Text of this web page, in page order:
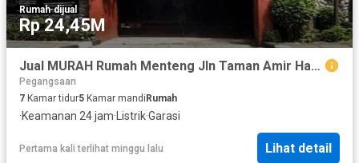
Rumah·dijual
Rp 24,45M
Jual MURAH Rumah Menteng Jln Taman Amir Hamzah / Taman Matraman Timur LT 1183 M2 Pegangsaan Menteng Jakarta Pusat Bawah Harga Pasar
Pegangsaan
7 Kamar tidur5 Kamar mandiRumah
·Keamanan 24 jam· Listrik·Garasi
Pertama kali terlihat minggu lalu Lihat detail